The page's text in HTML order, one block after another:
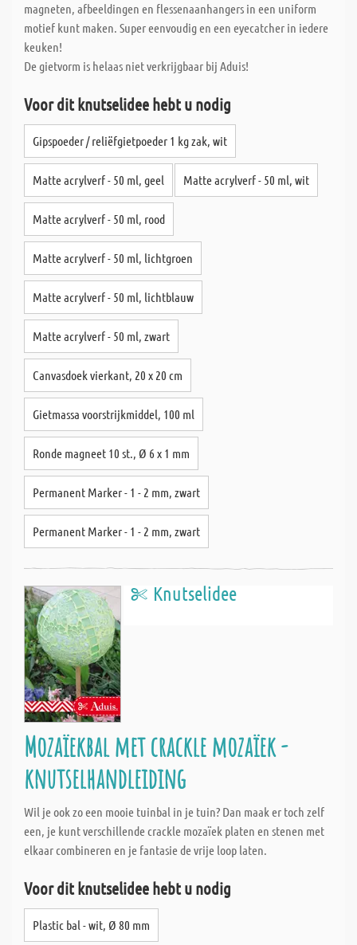
magneten, afbeeldingen en flessenaanhangers in een uniform
motief kunt maken. Super eenvoudig en een eyecatcher in iedere
keuken!
De gietvorm is helaas niet verkrijgbaar bij Aduis!
Voor dit knutselidee hebt u nodig
Gipspoeder / reliëfgietpoeder 1 kg zak, wit
Matte acrylverf - 50 ml, geel Matte acrylverf - 50 ml, wit
Matte acrylverf - 50 ml, rood
Matte acrylverf - 50 ml, lichtgroen
Matte acrylverf - 50 ml, lichtblauw
Matte acrylverf - 50 ml, zwart
Canvasdoek vierkant, 20 x 20 cm
Gietmassa voorstrijkmiddel, 100 ml
Ronde magneet 10 st., Ø 6 x 1 mm
Permanent Marker - 1 - 2 mm, zwart
Permanent Marker - 1 - 2 mm, zwart
Knutselidee
Mozaïekbal met crackle mozaïek -
knutselhandleiding
Wil je ook zo een mooie tuinbal in je tuin? Dan maak er toch zelf
een, je kunt verschillende crackle mozaïek platen en stenen met
elkaar combineren en je fantasie de vrije loop laten.
Voor dit knutselidee hebt u nodig
Plastic bal - wit, Ø 80 mm